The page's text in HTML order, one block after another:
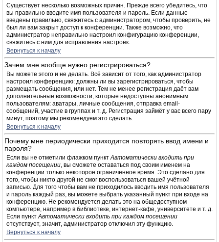
Существует несколько возможных причин. Прежде всего убедитесь, что
вы правильно вводите имя пользователя и пароль. Если данные
введены правильно, свяжитесь с администратором, чтобы проверить, не
был ли вам закрыт доступ к конференции. Также возможно, что
администратор неправильно настроил конфигурацию конференции,
свяжитесь с ним для исправления настроек.
Вернуться к началу
Зачем мне вообще нужно регистрироваться?
Вы можете этого и не делать. Всё зависит от того, как администратор
настроил конференцию: должны ли вы зарегистрироваться, чтобы
размещать сообщения, или нет. Тем не менее регистрация даёт вам
дополнительные возможности, которые недоступны анонимным
пользователям: аватары, личные сообщения, отправка email-
сообщений, участие в группах и т. д. Регистрация займёт у вас всего пару
минут, поэтому мы рекомендуем это сделать.
Вернуться к началу
Почему мне периодически приходится повторять ввод имени и
пароля?
Если вы не отметили флажком пунктАвтоматически входить при
каждом посещении, вы сможете оставаться под своим именем на
конференции только некоторое ограниченное время. Это сделано для
того, чтобы никто другой не смог воспользоваться вашей учётной
записью. Для того чтобы вам не приходилось вводить имя пользователя
и пароль каждый раз, вы можете выбрать указанный пункт при входе на
конференцию. Не рекомендуется делать это на общедоступном
компьютере, например в библиотеке, интернет-кафе, университете и т. д.
Если пунктАвтоматически входить при каждом посещении
отсутствует, значит, администратор отключил эту функцию.
Вернуться к началу